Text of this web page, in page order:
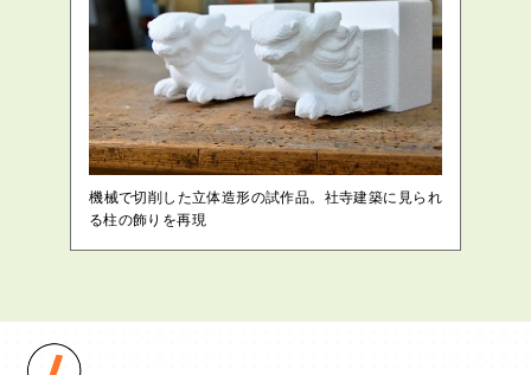
機械で切削した立体造形の試作品。社寺建築に見られ
る柱の飾りを再現